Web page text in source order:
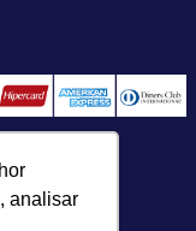
analisar